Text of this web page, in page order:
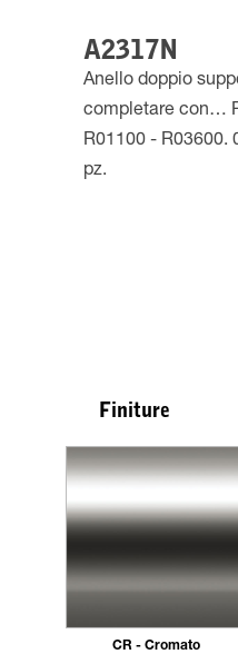
A2317N
Anello doppio
completare con…
R01100 - R03600.
pz.
Finiture
CR - Cromato